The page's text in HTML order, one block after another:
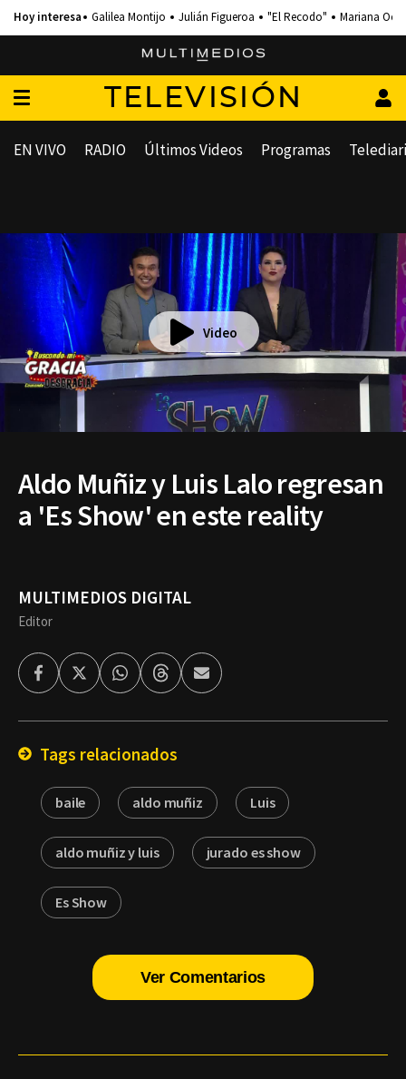
Galilea Montijo Julián Figueroa "El Recodo" Mariana
TELEVISIÓN
EN VIVO RADIO Últimos Videos Programas
Video
Aldo Muñiz y Luis Lalo regresan
a 'Es Show' en este reality
MULTIMEDIOS DIGITAL
Editor
FacebookTwitterWhatsappThreadsEnviar
por
Tags relacionados
baile aldo muñiz Luis
aldo muñiz y luis jurado es show
Es Show
Ver Comentarios